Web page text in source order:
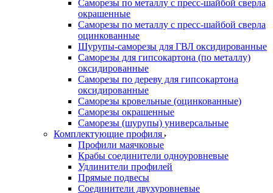
Саморезы по металлу с пресс-шайбой сверла
окрашенные
Саморезы по металлу с пресс-шайбой сверла
оцинкованные
Шурупы-саморезы для ГВЛ оксидированные
Саморезы для гипсокартона (по металлу)
оксидированные
Саморезы по дереву для гипсокартона
оксидированные
Саморезы кровельные (оцинкованные)
Саморезы окрашенные
Саморезы (шурупы) универсальные
Комплектующие профиля
Профили маячковые
Крабы соединители одноуровневые
Удлинители профилей
Прямые подвесы
Соединители двухуровневые